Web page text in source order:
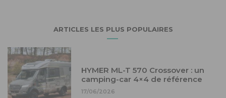
ARTICLES LES PLUS POPULAIRES
HYMER ML-T 570 Crossover : un
camping-car 4×4 de référence
17/06/2026